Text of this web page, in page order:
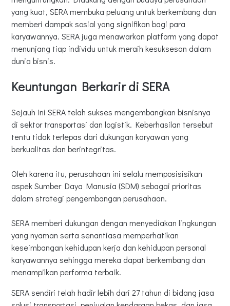
yang kuat, SERA membuka peluang untuk berkembang dan
memberi dampak sosial yang signifikan bagi para
karyawannya. SERA juga menawarkan platform yang dapat
menunjang tiap individu untuk meraih kesuksesan dalam
dunia bisnis.
Keuntungan Berkarir di SERA
Sejauh ini SERA telah sukses mengembangkan bisnisnya
di sektor transportasi dan logistik. Keberhasilan tersebut
tentu tidak terlepas dari dukungan karyawan yang
berkualitas dan berintegritas.
Oleh karena itu, perusahaan ini selalu memposisisikan
aspek Sumber Daya Manusia (SDM) sebagai prioritas
dalam strategi pengembangan perusahaan.
SERA memberi dukungan dengan menyediakan lingkungan
yang nyaman serta senantiasa memperhatikan
keseimbangan kehidupan kerja dan kehidupan personal
karyawannya sehingga mereka dapat berkembang dan
menampilkan performa terbaik.
SERA sendiri telah hadir lebih dari 27 tahun di bidang jasa